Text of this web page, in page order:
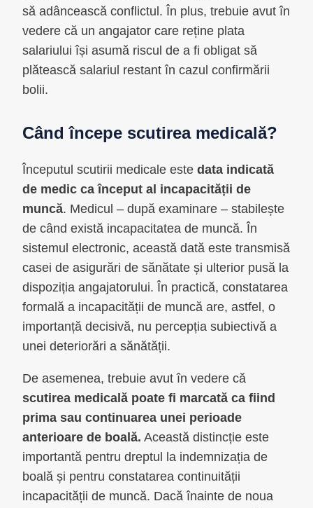
să adâncească conflictul. În plus, trebuie avut în
vedere că un angajator care reține plata
salariului își asumă riscul de a fi obligat să
plătească salariul restant în cazul confirmării
bolii.
Când începe scutirea medicală?
Începutul scutirii medicale este data indicată
de medic ca început al incapacității de
muncă. Medicul – după examinare – stabilește
de când există incapacitatea de muncă. În
sistemul electronic, această dată este transmisă
casei de asigurări de sănătate și ulterior pusă la
dispoziția angajatorului. În practică, constatarea
formală a incapacității de muncă are, astfel, o
importanță decisivă, nu percepția subiectivă a
unei deteriorări a sănătății.
De asemenea, trebuie avut în vedere că
scutirea medicală poate fi marcată ca fiind
prima sau continuarea unei perioade
anterioare de boală. Această distincție este
importantă pentru dreptul la indemnizația de
boală și pentru constatarea continuității
incapacității de muncă. Dacă înainte de noua